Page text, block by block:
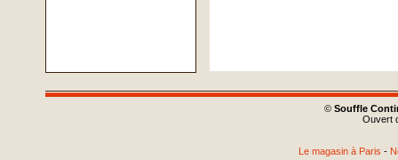
© Souffle
Ouvert
Le magasin à Paris -